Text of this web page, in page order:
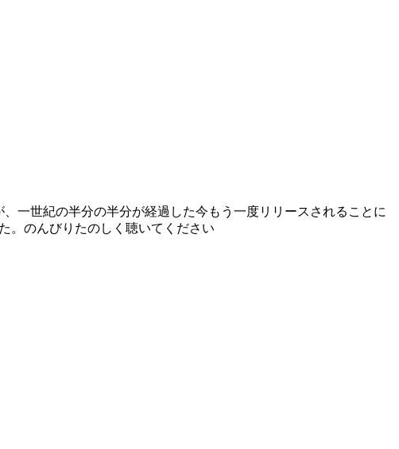
一世紀の半分の半分が経過した今もう一度リリースされることに
。のんびりたのしく聴いてください